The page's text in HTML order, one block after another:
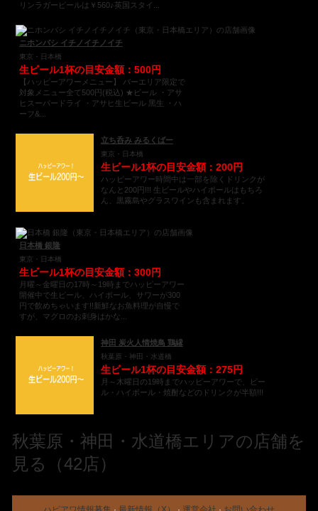
リンラガービールは￥560♪英国スタイ...
ニホンバシ イチノイチノイチ
東京・日本橋
生ビール1杯の目安金額：500円
【ハッピーアワーメニュー】 バーエリア限定で
対象メニュー全て500円(税込) ★ビール ・アサ
ヒスーパードライ ・アサヒ生ビール 黑生 ・ハ
ーフ&...
立ち呑み みるくばー
東京・日本橋
生ビール1杯の目安金額：200円
ハッピーアワー時間中は一部を除くドリンクが
なんと200円!!! 生ビールやハイボールはもちろ
ん、黒霧島やグラスワインも含まれます。
日本橋 銀隆
東京・日本橋
生ビール1杯の目安金額：300円
月曜～金曜日の17時～19時までハッピーアワー
開催中で生ビール、ハイボール、サワーが300
円で飲めちゃいます!!新鮮なお魚料理が自慢で
すが、マグロのお刺身はかな...
神田 炭火人情焼鳥 鶏縁
秋葉原・神田・水道橋
生ビール1杯の目安金額：275円
月～木曜日の19時までハッピーアワーで、ビー
ル・ハイボール・焼酎などのドリンクが半額!!!
秋葉原・神田・水道橋エリアの店舗を
見る（42店）